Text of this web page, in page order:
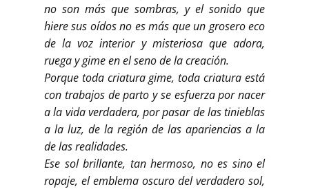
no son más que sombras, y el sonido que
hiere sus oídos no es más que un grosero eco
de la voz interior y misteriosa que adora,
ruega y gime en el seno de la creación.
Porque toda criatura gime, toda criatura está
con trabajos de parto y se esfuerza por nacer
a la vida verdadera, por pasar de las tinieblas
a la luz, de la región de las apariencias a la
de las realidades.
Ese sol brillante, tan hermoso, no es sino el
ropaje, el emblema oscuro del verdadero sol,